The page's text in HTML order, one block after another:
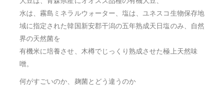
水は、霧島ミネラルウォーター、塩は、ユネスコ生物保存地
域に指定された韓国新安郡干潟の五年熟成天日塩のみ、自然
界の天然菌を
有機米に培養させ、木樽でじっくり熟成させた極上天然味
噌。
何がすごいのか、麹菌とどう違うのか